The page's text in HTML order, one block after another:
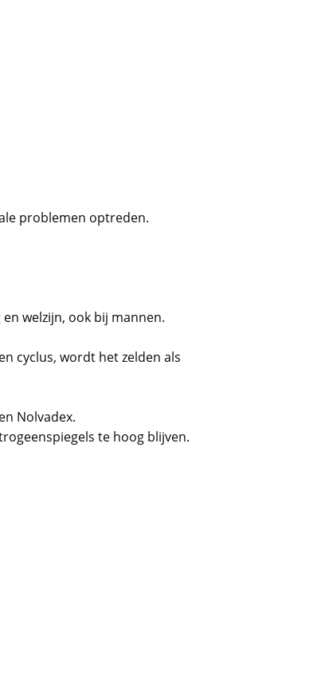
problemen optreden.
welzijn, ook bij mannen.
cyclus, wordt het zelden als
Nolvadex.
te hoog blijven.